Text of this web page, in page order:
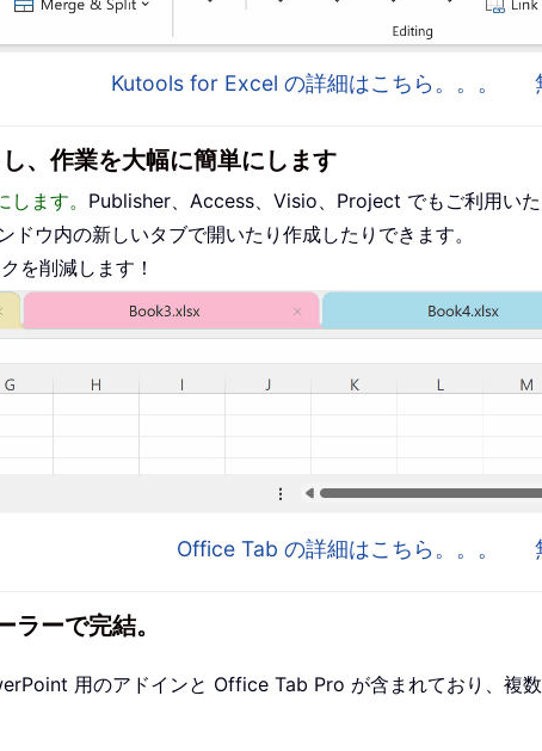
Kutools for Excel の詳細はこちら。。。
、作業を大幅に簡単にします
ます。 Publisher、Access、Visio、Project でもご利用いた
ウ内の新しいタブで開いたり作成したりできます。
を削減します！
Office Tab の詳細はこちら。。。
ーで完結。
用のアドインと Office Tab Pro が含まれており、複